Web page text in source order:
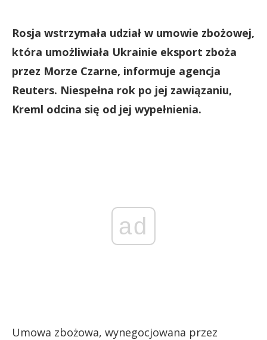
Rosja wstrzymała udział w umowie zbożowej,
która umożliwiała Ukrainie eksport zboża
przez Morze Czarne, informuje agencja
Reuters. Niespełna rok po jej zawiązaniu,
Kreml odcina się od jej wypełnienia.
ad
Umowa zbożowa, wynegocjowana przez